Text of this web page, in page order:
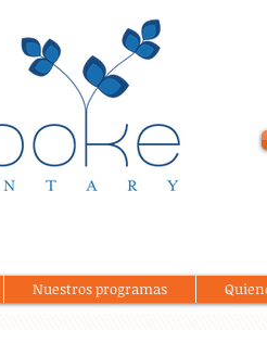
Nuestros programas